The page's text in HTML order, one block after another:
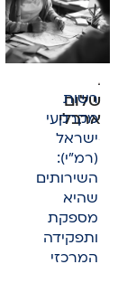
שלום
ארבלי
רשות
מקרקעי
ישראל
(רמ"י):
השירותים
שהיא
מספקת
ותפקידה
המרכזי